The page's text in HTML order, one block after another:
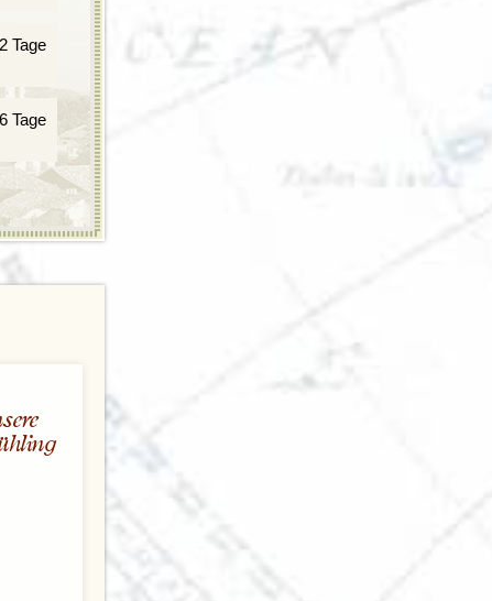
Tage
Tage